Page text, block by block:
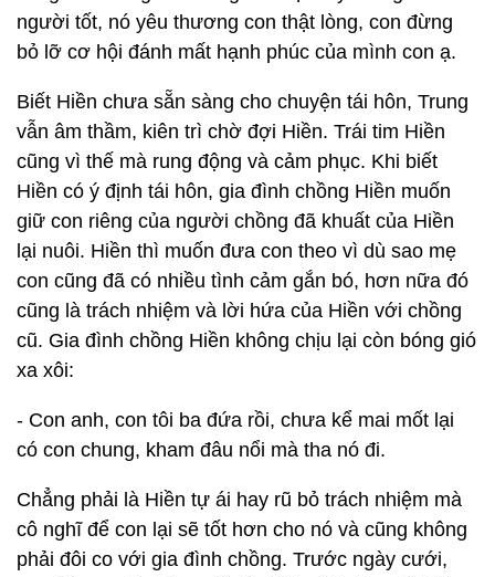
người tốt, nó yêu thương con thật lòng, con đừng
bỏ lỡ cơ hội đánh mất hạnh phúc của mình con ạ.
Biết Hiền chưa sẵn sàng cho chuyện tái hôn, Trung
vẫn âm thầm, kiên trì chờ đợi Hiền. Trái tim Hiền
cũng vì thế mà rung động và cảm phục. Khi biết
Hiền có ý định tái hôn, gia đình chồng Hiền muốn
giữ con riêng của người chồng đã khuất của Hiền
lại nuôi. Hiền thì muốn đưa con theo vì dù sao mẹ
con cũng đã có nhiều tình cảm gắn bó, hơn nữa đó
cũng là trách nhiệm và lời hứa của Hiền với chồng
cũ. Gia đình chồng Hiền không chịu lại còn bóng gió
xa xôi:
- Con anh, con tôi ba đứa rồi, chưa kể mai mốt lại
có con chung, kham đâu nổi mà tha nó đi.
Chẳng phải là Hiền tự ái hay rũ bỏ trách nhiệm mà
cô nghĩ để con lại sẽ tốt hơn cho nó và cũng không
phải đôi co với gia đình chồng. Trước ngày cưới,